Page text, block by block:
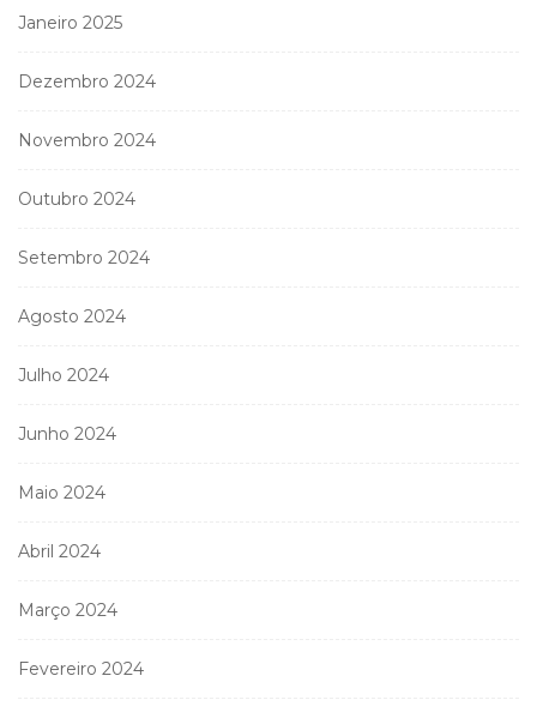
Janeiro 2025
Dezembro 2024
Novembro 2024
Outubro 2024
Setembro 2024
Agosto 2024
Julho 2024
Junho 2024
Maio 2024
Abril 2024
Março 2024
Fevereiro 2024